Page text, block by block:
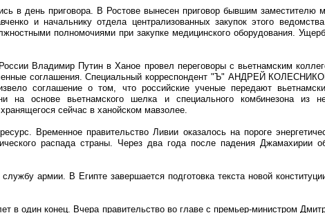
в день приговора. В Ростове вынесен приговор бывшим заместителю
и начальнику отдела централизованных закупок этого
полномочиями при закупке медицинского оборудования.
Владимир Путин в Ханое провел переговоры с вьетнамским
соглашения. Специальный корреспондент "Ъ" АНДРЕЙ
соглашение о том, что российские ученые передают
на основе вьетнамского шелка и специального комбинезона из
сейчас в ханойском мавзолее.
Временное правительство Ливии оказалось на пороге
распада страны. Через два года после падения Джамахирии
армии. В Египте завершается подготовка текста новой
в один конец. Вчера правительство во главе с премьер-министром